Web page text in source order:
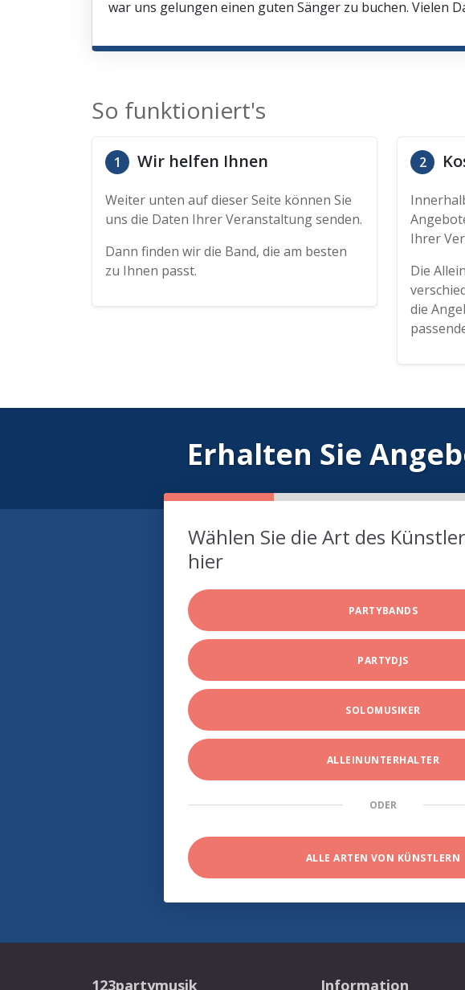
war uns gelungen einen guten Sänger zu buchen. Vielen
So funktioniert's
1 Wir helfen Ihnen
Weiter unten auf dieser Seite können Sie
uns die Daten Ihrer Veranstaltung senden.
Dann finden wir die Band, die am besten
zu Ihnen passt.
2
Ihrer
Die
die
Erhalten Sie
Wählen Sie die Art des
hier
PARTYBANDS
PARTYDJS
SOLOMUSIKER
ALLEINUNTERHALTER
ODER
ALLE ARTEN VON KÜNSTLERN
123partymusik Information